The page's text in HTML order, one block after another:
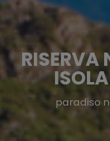
RISERVA
paradiso